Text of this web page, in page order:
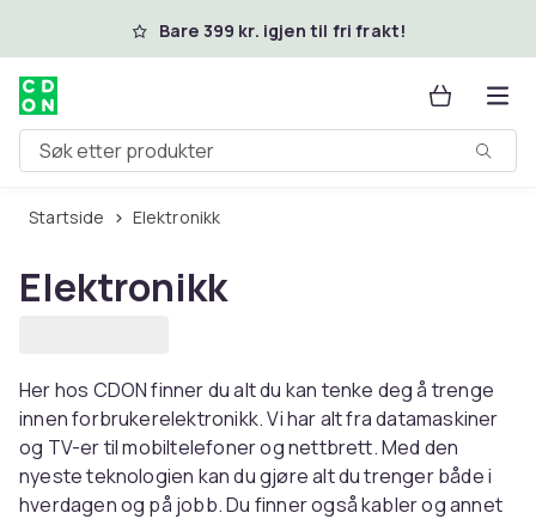
Hopp til hovedinnholdBare 399 kr. igjen til fri frakt!
Søk etter produkter
Startside Elektronikk
Elektronikk
Her hos CDON finner du alt du kan tenke deg å trenge
innen forbrukerelektronikk. Vi har alt fra datamaskiner
og TV-er til mobiltelefoner og nettbrett. Med den
nyeste teknologien kan du gjøre alt du trenger både i
hverdagen og på jobb. Du finner også kabler og annet